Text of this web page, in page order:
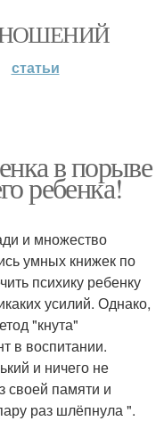
статьи
в порыве
ребенка!
и множество
умных книжек по
психику ребенку
усилий. Однако,
"кнута"
в воспитании.
и ничего не
своей памяти и
раз шлёпнула ".